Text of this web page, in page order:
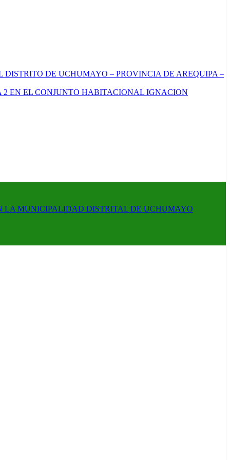
DISTRITO DE UCHUMAYO – PROVINCIA DE AREQUIPA –
EN EL CONJUNTO HABITACIONAL IGNACION
LA MUNICIPALIDAD DISTRITAL DE UCHUMAYO